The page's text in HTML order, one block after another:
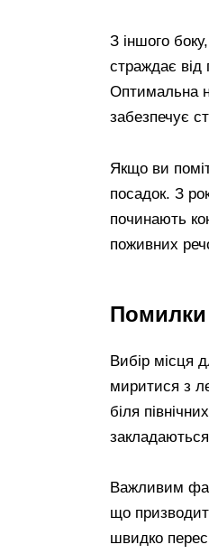
З іншого
страждає від
Оптимальна
забезпечує
Якщо ви
посадок. З
починають
поживних
Помилки
Вибір місця
миритися з
біля
Важливим
що
швидко